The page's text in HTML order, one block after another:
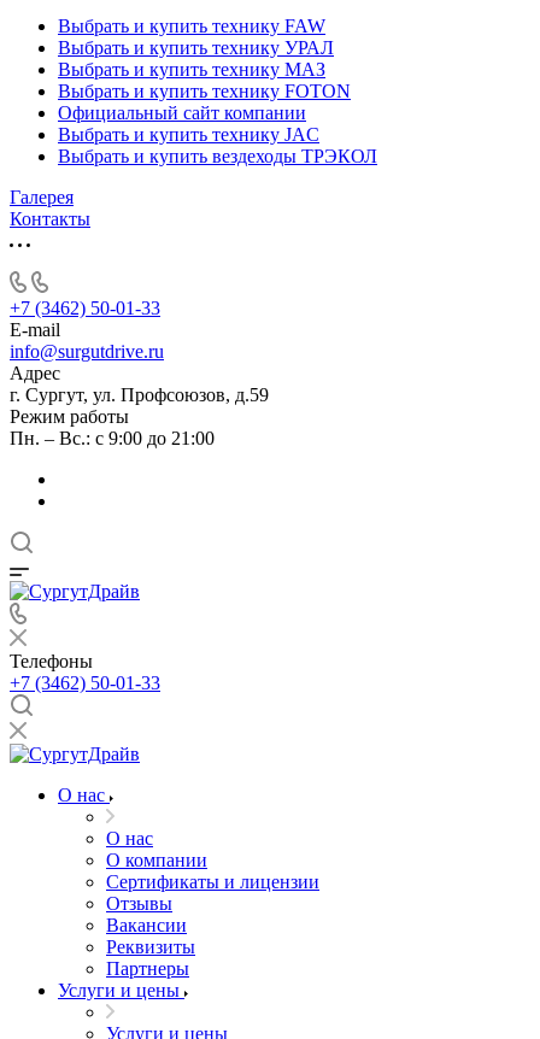
Выбрать и купить технику FAW
Выбрать и купить технику УРАЛ
Выбрать и купить технику МАЗ
Выбрать и купить технику FOTON
Официальный сайт компании
Выбрать и купить технику JAC
Выбрать и купить вездеходы ТРЭКОЛ
Галерея
Контакты
+7 (3462) 50-01-33
E-mail
info@surgutdrive.ru
Адрес
г. Сургут, ул. Профсоюзов, д.59
Режим работы
Пн. – Вс.: с 9:00 до 21:00
Телефоны
+7 (3462) 50-01-33
О нас
О нас
О компании
Сертификаты и лицензии
Отзывы
Вакансии
Реквизиты
Партнеры
Услуги и цены
Услуги и цены